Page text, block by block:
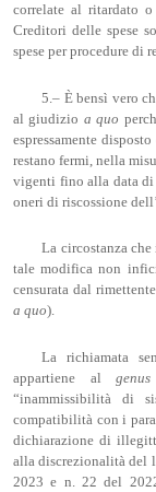
correlate al ritardato
Creditori delle spese
spese per procedure
5.– È bensì vero
al giudizio a quo
espressamente
restano fermi, nella
vigenti fino alla data di
oneri di riscossione
La circostanza
tale modifica non
censurata dal
a quo).
La richiamata
appartiene al genus
“inammissibilità di
compatibilità con i
dichiarazione di
alla discrezionalità del
2023 e n. 22 del